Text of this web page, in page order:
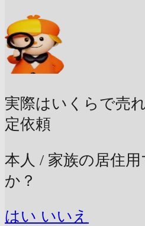
実際はいくらで売
定依頼
本人 / 家族の居住
か？
はい いいえ